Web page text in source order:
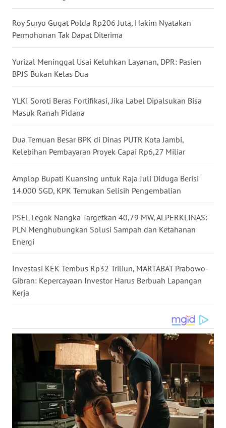
Roy Suryo Gugat Polda Rp206 Juta, Hakim Nyatakan
Permohonan Tak Dapat Diterima
Yurizal Meninggal Usai Keluhkan Layanan, DPR: Pasien
BPJS Bukan Kelas Dua
YLKI Soroti Beras Fortifikasi, Jika Label Dipalsukan Bisa
Masuk Ranah Pidana
Dua Temuan Besar BPK di Dinas PUTR Kota Jambi,
Kelebihan Pembayaran Proyek Capai Rp6,27 Miliar
Amplop Bupati Kuansing untuk Raja Juli Diduga Berisi
14.000 SGD, KPK Temukan Selisih Pengembalian
PSEL Legok Nangka Targetkan 40,79 MW, ALPERKLINAS:
PLN Menghubungkan Solusi Sampah dan Ketahanan
Energi
Investasi KEK Tembus Rp32 Triliun, MARTABAT Prabowo-
Gibran: Kepercayaan Investor Harus Berbuah Lapangan
Kerja
NUSANTARA
WN
JOGJA
WN
JATIM
WN
BALI
WN
WN
KALTARA
WN
KALSEL
WN
SULSEL
WN
GORONTALO
WN